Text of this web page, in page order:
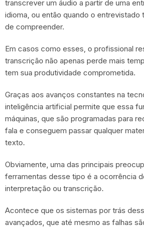
transcrever um áudio a partir de uma
idioma, ou então quando o entrevistado
de compreender.
Em casos como esses, o profissional
transcrição não apenas perde mais
tem sua produtividade comprometida.
Graças aos avanços constantes na
inteligência artificial permite que essa
máquinas, que são programadas para
fala e conseguem passar qualquer
texto.
Obviamente, uma das principais
ferramentas desse tipo é a ocorrência
interpretação ou transcrição.
Acontece que os sistemas por trás
avançados, que até mesmo as falhas